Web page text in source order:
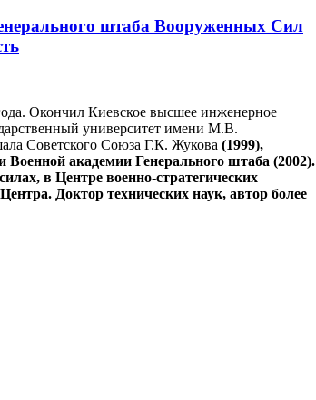
штаба Вооруженных Сил
Окончил Киевское высшее инженерное
университет имени М.В.
Советского Союза Г.К. Жукова (1999),
академии Генерального штаба (2002).
в Центре военно-стратегических
Доктор технических наук, автор более